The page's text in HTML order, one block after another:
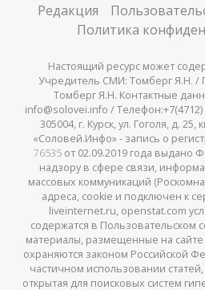
Редакция
Политика
Настоящий ресурс может
Учредитель СМИ: Томберг Я.Н. /
Томберг Я.Н. Контактные
info@solovei.info /
305004, г. Курск, ул. Гоголя, д.
«Соловей.Инфо» - запись о
76535от 02.09.2019 года выдано
надзору в сфере связи,
массовых коммуникаций
адреса, cookie и подключен к
liveinternet.ru, openstat.com
содержатся в Пользовательском
материалы, размещенные на
охраняются законом Российской
частичном использовании
открытая для поисковых систем